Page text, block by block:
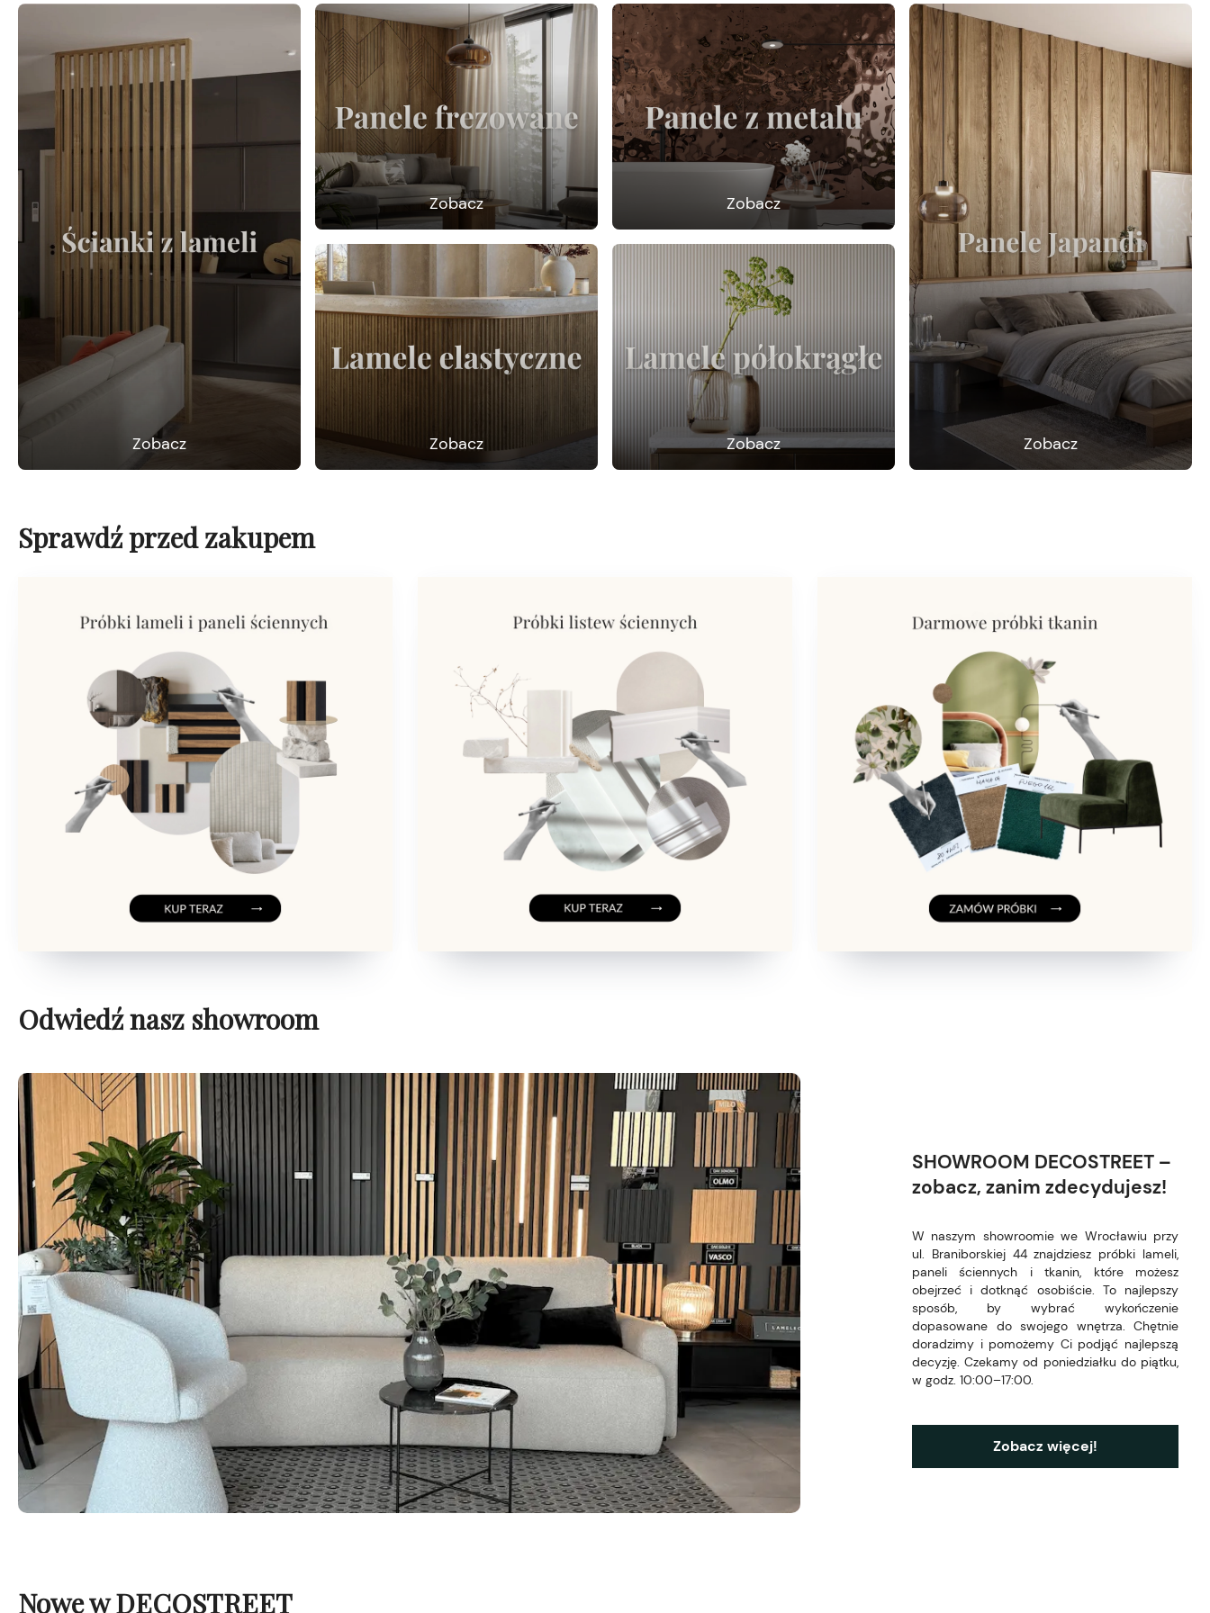
Zobacz
Zobacz Zobacz
Zobacz
Zobacz Zobacz
Sprawdź przed zakupem
Odwiedź nasz showroom
SHOWROOM DECOSTREET –
zobacz, zanim zdecydujesz!
W naszym showroomie we Wrocławiu przy
ul. Braniborskiej 44 znajdziesz próbki lameli,
paneli ściennych i tkanin, które możesz
obejrzeć i dotknąć osobiście. To najlepszy
sposób, by wybrać wykończenie
dopasowane do swojego wnętrza. Chętnie
doradzimy i pomożemy Ci podjąć najlepszą
decyzję. Czekamy od poniedziałku do piątku,
w godz. 10:00–17:00.
Zobacz więcej!
Nowe w DECOSTREET